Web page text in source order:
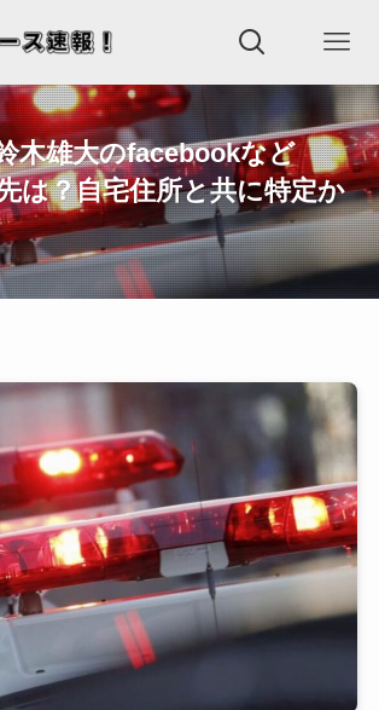
木雄大のfacebookなど
は？自宅住所と共に特定か